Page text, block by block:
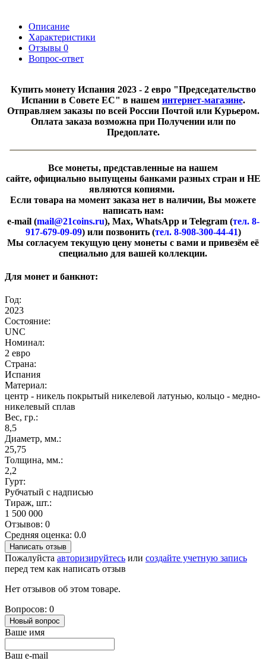
Описание
Характеристики
Отзывы 0
Вопрос-ответ
​Купить монету Испания 2023 - 2 евро "Председательство
Испании в Совете ЕС" в нашем интернет-магазине.
Отправляем заказы по всей России Почтой или Курьером.
Оплата заказа возможна при Получении или по
Предоплате.
Все монеты, представленные на нашем
сайте, официально выпущены банками разных стран и НЕ
являются копиями.
Если товара на момент заказа нет в наличии, Вы можете
написать нам:
e-mail (mail@21coins.ru), Max, WhatsApp и Telegram (тел. 8-
917-679-09-09) или позвонить (тел. 8-908-300-44-41)
​Мы согласуем текущую цену монеты с вами и привезём её
специально для вашей коллекции.
Для монет и банкнот:
Год:
2023
Состояние:
UNC
Номинал:
2 евро
Страна:
Испания
Материал:
центр - никель покрытый никелевой латунью, кольцо - медно-
никелевый сплав
Вес, гр.:
8,5
Диаметр, мм.:
25,75
Толщина, мм.:
2,2
Гурт:
Рубчатый с надписью
Тираж, шт.:
1 500 000
Отзывов: 0
Средняя оценка: 0.0
Написать отзыв
Пожалуйста авторизируйтесь или создайте учетную запись
перед тем как написать отзыв
Нет отзывов об этом товаре.
Вопросов: 0
Новый вопрос
Ваше имя
Ваш e-mail